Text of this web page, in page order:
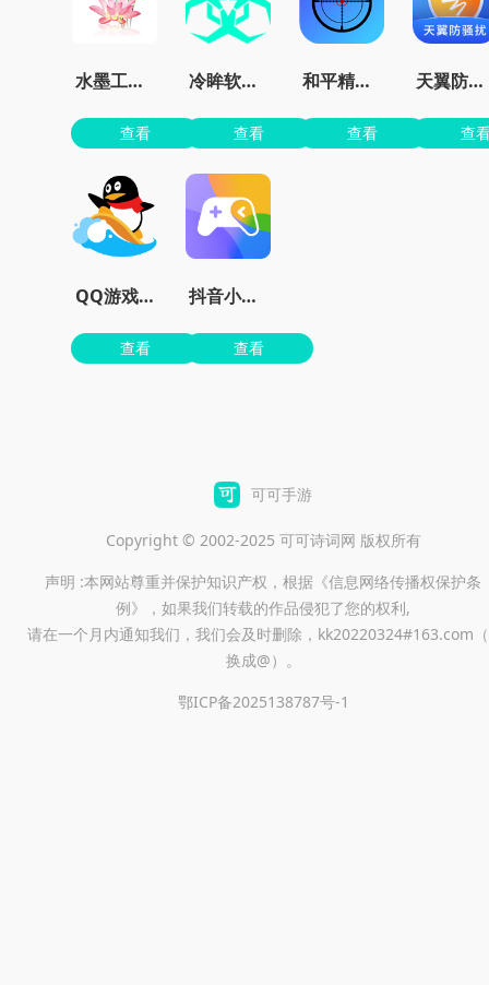
水墨工具箱
查看
冷眸软件库
查看
和平精英准星大师免费版
查看
天翼防骚扰增强版
查
QQ游戏大厅官方版下载安装
查看
抖音小游戏
查看
可可手游
Copyright © 2002-2025 可可诗词网 版权所有
声明 :本网站尊重并保护知识产权，根据《信息网络传播权保护条
例》，如果我们转载的作品侵犯了您的权利,
请在一个月内通知我们，我们会及时删除，kk20220324#163.com
换成@）。
鄂ICP备2025138787号-1